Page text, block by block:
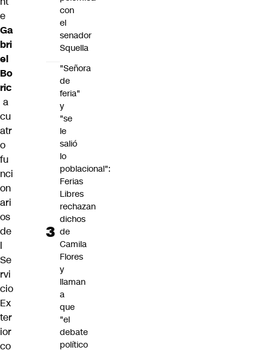
e
Ga
bri
el
Bo
ric
a
cu
atr
o
fu
nci
on
ari
os
de
l
Se
rvi
cio
Ex
ter
ior
co
con
el
senador
Squella
"Señora
de
feria"
y
"se
le
salió
lo
poblacional":
Ferias
Libres
rechazan
dichos
de
Camila
Flores
y
llaman
a
que
"el
debate
político